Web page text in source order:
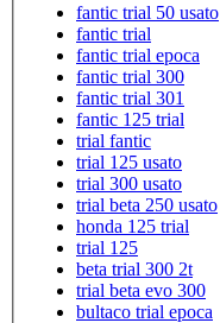
fantic trial 50 usato
fantic trial
fantic trial epoca
fantic trial 300
fantic trial 301
fantic 125 trial
trial fantic
trial 125 usato
trial 300 usato
trial beta 250 usato
honda 125 trial
trial 125
beta trial 300 2t
trial beta evo 300
bultaco trial epoca